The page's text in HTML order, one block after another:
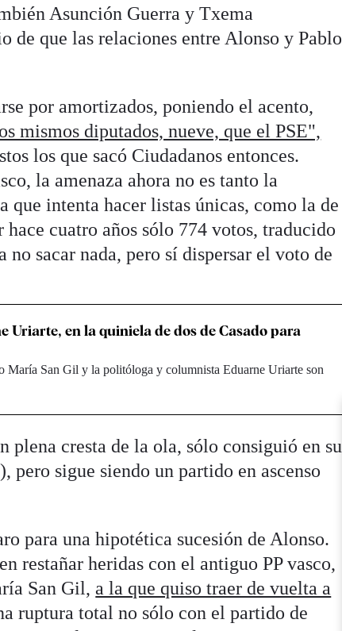
Asunción Guerra y Txema
que las relaciones entre Alonso y Pablo
por amortizados, poniendo el acento,
mismos diputados, nueve, que el PSE",
los que sacó Ciudadanos entonces.
la amenaza ahora no es tanto la
que intenta hacer listas únicas, como la de
hace cuatro años sólo 774 votos, traducido
sacar nada, pero sí dispersar el voto de
Uriarte, en la quiniela de dos de Casado para
María San Gil y la politóloga y columnista Eduarne Uriarte son
plena cresta de la ola, sólo consiguió en su
pero sigue siendo un partido en ascenso
para una hipotética sucesión de Alonso.
restañar heridas con el antiguo PP vasco,
San Gil, a la que quiso traer de vuelta a
ruptura total no sólo con el partido de